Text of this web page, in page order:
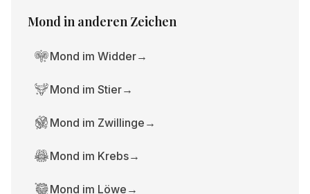
Mondin anderen Zeichen
Mond im Widder→
Mond im Stier→
Mond im Zwillinge →
Mond im Krebs→
Mond im Löwe →